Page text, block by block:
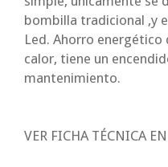
bombilla tradicional ,y
Led. Ahorro energético
calor, tiene un
mantenimiento.
VER FICHA TÉCNICA